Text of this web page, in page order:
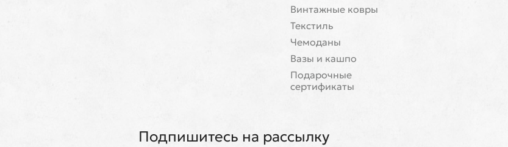
Винтажные ковры
Текстиль
Чемоданы
Вазы и кашпо
Подарочные
сертификаты
Подпишитесь на рассылку